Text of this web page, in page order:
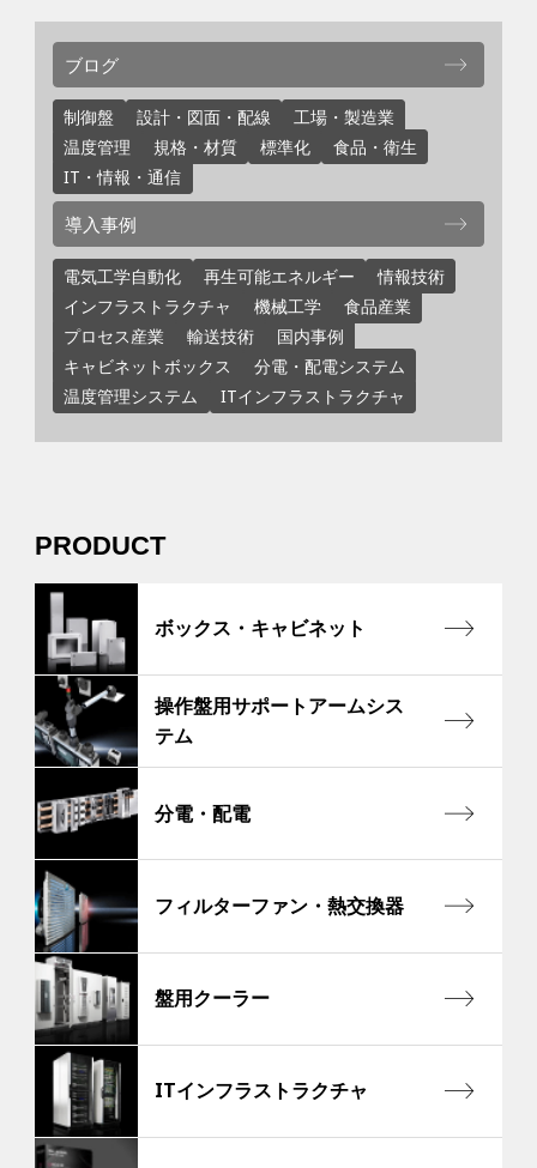
ブログ
制御盤 設計・図面・配線
工場・製造業
温度管理
規格・材質 標準化
食品・衛生
IT・情報・通信
導入事例
電気工学自動化 再生可能エネルギー
情報技術
インフラストラクチャ
機械工学
食品産業
プロセス産業
輸送技術
国内事例
キャビネットボックス
分電・配電システム
温度管理システム
ITインフラストラクチャ
PRODUCT
ボックス・キャビネット
操作盤用サポートアームシス
テム
分電・配電
フィルターファン・熱交換器
盤用クーラー
ITインフラストラクチャ